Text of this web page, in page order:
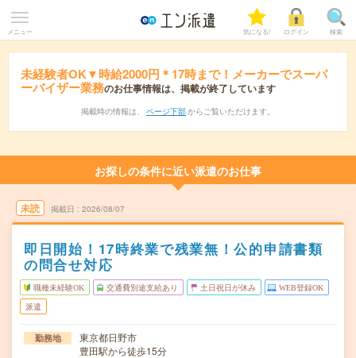
メニュー 気になる! ログイン 検索
未経験者OK▼時給2000円＊17時まで！メーカーでスーパ
ーバイザー業務のお仕事情報は、掲載が終了しています
掲載時の情報は、 ページ下部 からご覧いただけます。
お探しの条件に近い派遣のお仕事
未読 掲載日 2026/08/07
即日開始！17時終業で残業無！公的申請書類
の問合せ対応
職種未経験OK 交通費別途支給あり 土日祝日が休み WEB登録OK
派遣
勤務地
東京都日野市
豊田駅から徒歩15分